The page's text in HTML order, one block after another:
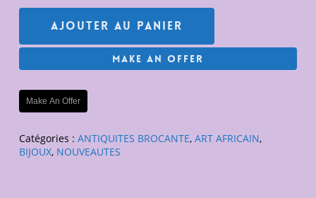
Ajouter Au Panier
Make An Offer
Make An Offer
Catégories : ANTIQUITES BROCANTE, ART AFRICAIN,
BIJOUX, NOUVEAUTES